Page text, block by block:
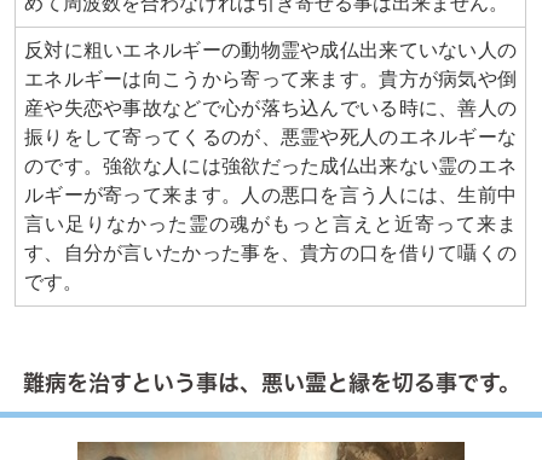
反対に粗いエネルギーの動物霊や成仏出来ていない人の
エネルギーは向こうから寄って来ます。貴方が病気や倒
産や失恋や事故などで心が落ち込んでいる時に、善人の
振りをして寄ってくるのが、悪霊や死人のエネルギーな
のです。強欲な人には強欲だった成仏出来ない霊のエネ
ルギーが寄って来ます。人の悪口を言う人には、生前中
言い足りなかった霊の魂がもっと言えと近寄って来ま
す、自分が言いたかった事を、貴方の口を借りて囁くの
です。
難病を治すという事は、悪い霊と縁を切る事です。